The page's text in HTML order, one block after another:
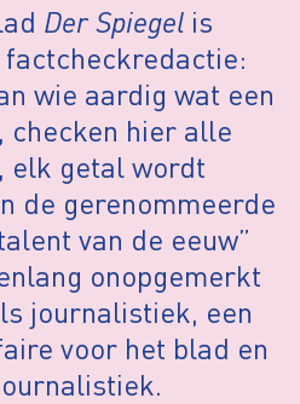
Der Spiegel is
wie aardig wat een
checken hier alle
elk getal wordt
de gerenommeerde
van de eeuw”
onopgemerkt
journalistiek, een
voor het blad en